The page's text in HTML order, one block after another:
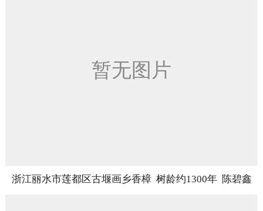
浙江丽水市莲都区古堰画乡香樟 树龄约1300年 陈碧鑫